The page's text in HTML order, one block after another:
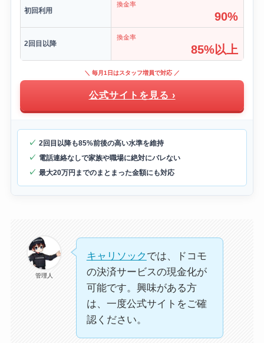
初回利用
換金率
90%
2回目以降
換金率
85%以上
＼ 毎月1日はスタッフ増員で対応 ／
公式サイトを見る ›
2回目以降も85%前後の高い水準を維持
電話連絡なしで家族や職場に絶対にバレない
最大20万円までのまとまった金額にも対応
管理人
キャリソック では、ドコモ
の決済サービスの現金化が
可能です。興味がある方
は、一度公式サイトをご確
認ください。